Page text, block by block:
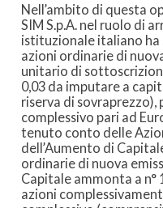
Nell’ambito di questa
SIM S.p.A. nel ruolo di
istituzionale italiano
azioni ordinarie di
unitario di
0,03 da imputare a
riserva di
complessivo pari ad
tenuto conto delle
dell’Aumento di
ordinarie di nuova
Capitale ammonta a n°
azioni